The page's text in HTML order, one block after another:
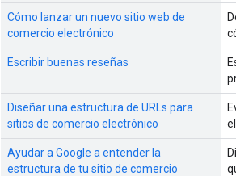
Cómo lanzar un nuevo sitio web de
comercio electrónico
Escribir buenas reseñas
Diseñar una estructura de URLs para
sitios de comercio electrónico
Ayudar a Google a entender la
estructura de tu sitio de comercio